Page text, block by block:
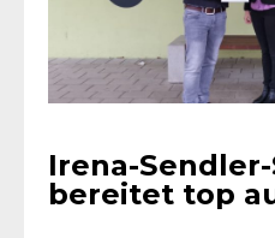
Irena-
bereitet top